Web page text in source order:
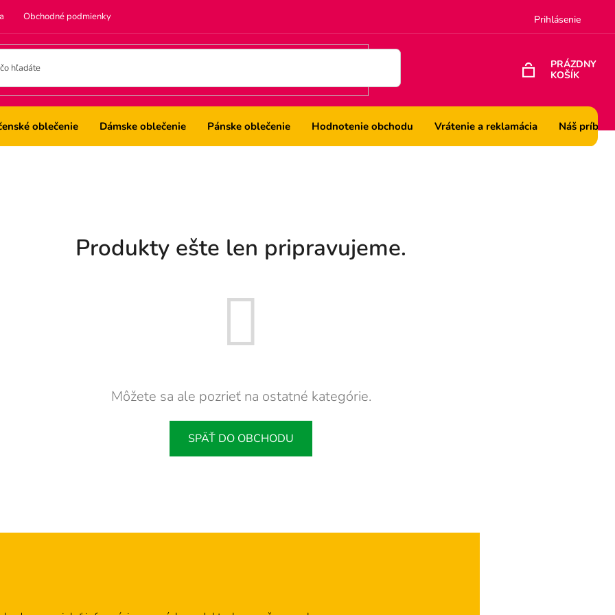
Obchodné podmienky Prihlásenie
KOŠÍK
PRÁZDNY
KOŠÍK
oblečenie Dámske oblečenie Pánske oblečenie Hodnotenie obchodu Vrátenie a reklamácia Náš príbeh
Produkty ešte len pripravujeme.
Môžete sa ale pozrieť na ostatné kategórie.
SPÄŤ DO OBCHODU